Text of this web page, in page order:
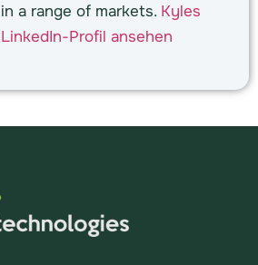
in a range of markets. Kyles
LinkedIn-Profil ansehen